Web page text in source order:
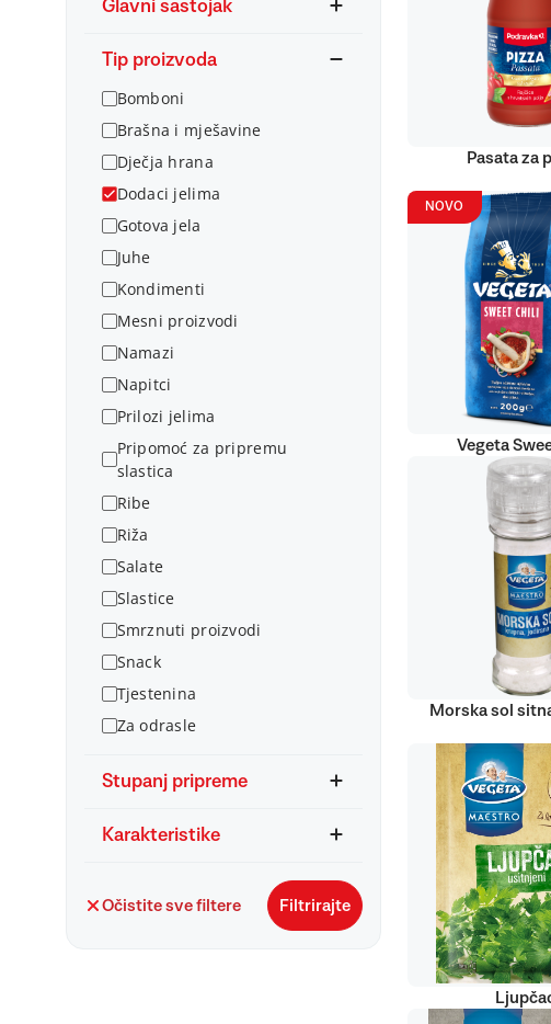
Glavni sastojak
Tip proizvoda
Bomboni
Brašna i mješavine
Dječja hrana
Dodaci jelima
Gotova jela
Juhe
Kondimenti
Mesni proizvodi
Namazi
Napitci
Prilozi jelima
Pripomoć za pripremu
slastica
Ribe
Riža
Salate
Slastice
Smrznuti proizvodi
Snack
Tjestenina
Za odrasle
Stupanj pripreme
Karakteristike
Očistite sve filtere Filtrirajte
Pasata za
NOVO
Vegeta
Morska sol